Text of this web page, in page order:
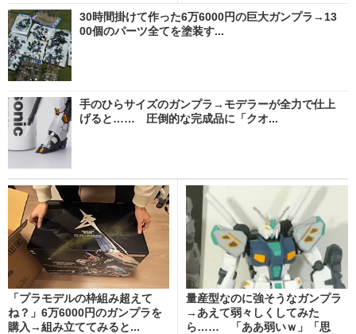
30時間掛けて作った6万6000円の巨大ガンプラ→13
00個のパーツ全てを塗装す...
手のひらサイズのガンプラ→モデラーが全力で仕上
げると…… 圧倒的な完成品に「クオ...
「プラモデルの枠組み超えて
ね？」6万6000円のガンプラを
購入→組み立ててみると...
量産型なのに強そうなガンプラ
→あえて弱々しくしてみた
ら…… 「ああ弱いｗ」「思